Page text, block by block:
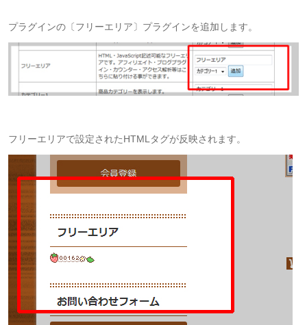
プラグインの〔フリーエリア〕プラグインを追加します。
フリーエリアで設定されたHTMLタグが反映されます。